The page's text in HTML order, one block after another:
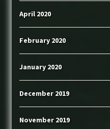
April 2020
February 2020
January 2020
December 2019
November 2019